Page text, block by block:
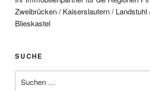
Zweibrücken / Kaiserslautern / Landstuhl
Blieskastel
SUCHE
nach: